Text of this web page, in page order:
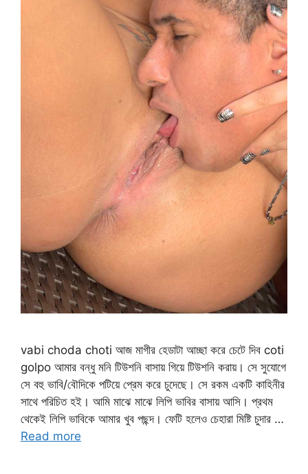
vabi choda choti আজ মাগীর হেডাটা আচ্ছা করে চেটে দিব coti
golpo আমার বন্ধু মনি টিউশনি বাসায় গিয়ে টিউশনি করায়। সে সুযোগে
সে বহু ভাবি/বৌদিকে পটিয়ে প্রেম করে চুদেছে। সে রকম একটি কাহিনীর
সাথে পরিচিত হই। আমি মাঝে মাঝে লিপি ভাবির বাসায় আসি। প্রথম
থেকেই লিপি ভাবিকে আমার খুব পছন্দ। ফেটি হলেও চেহারা মিষ্টি চুদার …
Read more